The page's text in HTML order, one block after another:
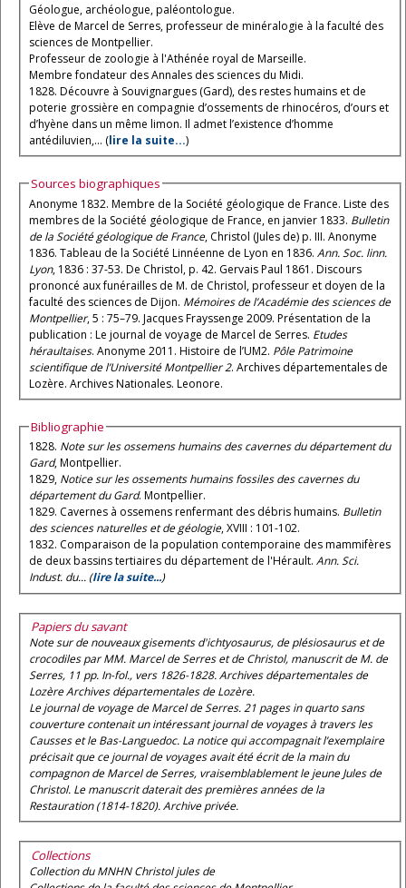
Géologue, archéologue, paléontologue.
Elève de Marcel de Serres, professeur de minéralogie à la faculté des
sciences de Montpellier.
Professeur de zoologie à l'Athénée royal de Marseille.
Membre fondateur des Annales des sciences du Midi.
1828. Découvre à Souvignargues (Gard), des restes humains et de
poterie grossière en compagnie d’ossements de rhinocéros, d’ours et
d’hyène dans un même limon. Il admet l’existence d’homme
antédiluvien,... (lire la suite...)
Sources biographiques
Anonyme 1832. Membre de la Société géologique de France. Liste des
membres de la Société géologique de France, en janvier 1833. Bulletin
de la Société géologique de France, Christol (Jules de) p. III. Anonyme
1836. Tableau de la Société Linnéenne de Lyon en 1836. Ann. Soc. linn.
Lyon, 1836 : 37-53. De Christol, p. 42. Gervais Paul 1861. Discours
prononcé aux funérailles de M. de Christol, professeur et doyen de la
faculté des sciences de Dijon. Mémoires de l’Académie des sciences de
Montpellier, 5 : 75–79. Jacques Frayssenge 2009. Présentation de la
publication : Le journal de voyage de Marcel de Serres. Etudes
héraultaises . Anonyme 2011. Histoire de l’UM2. Pôle Patrimoine
scientifique de l’Université Montpellier 2. Archives départementales de
Lozère. Archives Nationales. Leonore.
Bibliographie
1828. Note sur les ossemens humains des cavernes du département du
Gard, Montpellier.
1829, Notice sur les ossements humains fossiles des cavernes du
département du Gard. Montpellier.
1829. Cavernes à ossemens renfermant des débris humains. Bulletin
des sciences naturelles et de géologie, XVIII : 101-102.
1832. Comparaison de la population contemporaine des mammifères
de deux bassins tertiaires du département de l'Hérault. Ann. Sci.
Indust. du... (lire la suite...)
Papiers du savant
Note sur de nouveaux gisements d'ichtyosaurus, de plésiosaurus et de
crocodilespar MM. Marcel de Serres et de Christol, manuscrit de M. de
Serres, 11 pp. In-fol., vers 1826-1828. Archives départementales de
Lozère Archives départementales de Lozère.
Le journal de voyage de Marcel de Serres. 21 pages in quarto sans
couverture contenait un intéressant journal de voyages à travers les
Causses et le Bas-Languedoc. La notice qui accompagnait l’exemplaire
précisait que ce journal de voyages avait été écrit de la main du
compagnon de Marcel de Serres, vraisemblablement le jeune Jules de
Christol. Le manuscrit daterait des premières années de la
Restauration (1814-1820). Archive privée.
Collections
Collection du MNHN Christol jules de